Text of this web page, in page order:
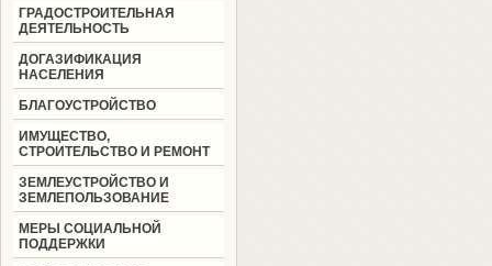
ГРАДОСТРОИТЕЛЬНАЯ
ДЕЯТЕЛЬНОСТЬ
ДОГАЗИФИКАЦИЯ
НАСЕЛЕНИЯ
БЛАГОУСТРОЙСТВО
ИМУЩЕСТВО,
СТРОИТЕЛЬСТВО И РЕМОНТ
ЗЕМЛЕУСТРОЙСТВО И
ЗЕМЛЕПОЛЬЗОВАНИЕ
МЕРЫ СОЦИАЛЬНОЙ
ПОДДЕРЖКИ